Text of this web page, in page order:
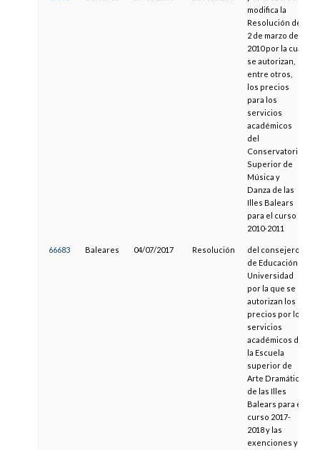
modifica la
Resolución de
2 de marzo de
2010 por la cual
se autorizan,
entre otros,
los precios
para los
servicios
académicos
del
Conservatorio
Superior de
Música y
Danza de las
Illes Balears
para el curso
2010-2011
66683 Baleares 04/07/2017 Resolución
del consejero
de Educación y
Universidad
por la que se
autorizan los
precios por los
servicios
académicos de
la Escuela
superior de
Arte Dramático
de las Illes
Balears para el
curso 2017-
2018 y las
exenciones y